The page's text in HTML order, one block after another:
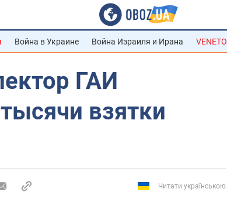
Война в Украине Война Израиля и Ирана VENETO
ГАИ
взятки
Читати українською